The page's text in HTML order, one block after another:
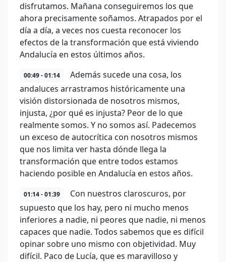
disfrutamos. Mañana conseguiremos los que
ahora precisamente soñamos. Atrapados por el
día a día, a veces nos cuesta reconocer los
efectos de la transformación que está viviendo
Andalucía en estos últimos años.
00:49 - 01:14
Además sucede una cosa, los
andaluces arrastramos históricamente una
visión distorsionada de nosotros mismos,
injusta, ¿por qué es injusta? Peor de lo que
realmente somos. Y no somos así. Padecemos
un exceso de autocrítica con nosotros mismos
que nos limita ver hasta dónde llega la
transformación que entre todos estamos
haciendo posible en Andalucía en estos años.
01:14 - 01:39
Con nuestros claroscuros, por
supuesto que los hay, pero ni mucho menos
inferiores a nadie, ni peores que nadie, ni menos
capaces que nadie. Todos sabemos que es difícil
opinar sobre uno mismo con objetividad. Muy
difícil. Paco de Lucía, que es maravilloso y